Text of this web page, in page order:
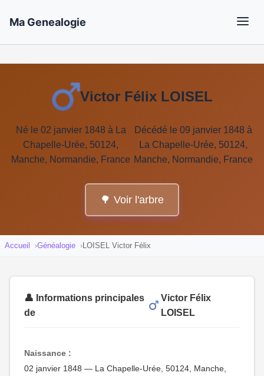
Ma Genealogie
Victor Félix LOISEL
Né le 02 janvier 1848 à La
Chapelle-Urée, 50124,
Manche, Normandie, France
Décédé le 09 janvier 1848 à
La Chapelle-Urée, 50124,
Manche, Normandie, France
🌳 Voir l'arbre
Accueil Généalogie LOISEL Victor Félix
👤 Informations principales
de
Victor Félix
LOISEL
Naissance :
02 janvier 1848 — La Chapelle-Urée, 50124, Manche,